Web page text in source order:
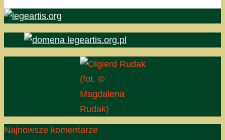
(fot. ©
Magdalena
Rudak)
Najnowsze komentarze